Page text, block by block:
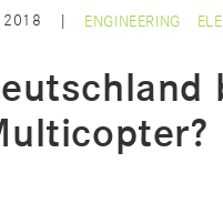
2018 ENGINEERING